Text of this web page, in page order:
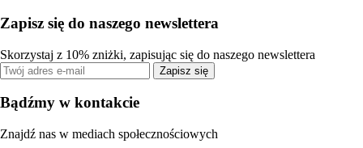
Zapisz się do naszego newslettera
Skorzystaj z 10% zniżki, zapisując się do naszego newslettera
Zapisz się
Bądźmy w kontakcie
Znajdź nas w mediach społecznościowych